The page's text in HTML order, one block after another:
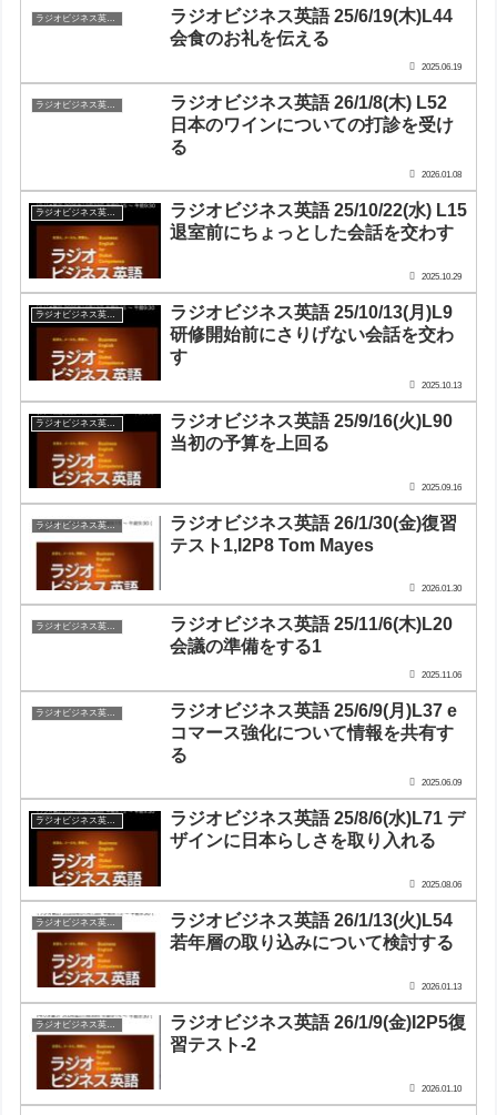
ラジオビジネス英会話
ラジオビジネス英語 25/6/19(木)L44
会食のお礼を伝える
2025.06.19
ラジオビジネス英会話
ラジオビジネス英語 26/1/8(木) L52
日本のワインについての打診を受け
る
2026.01.08
ラジオビジネス英会話
ラジオビジネス英語 25/10/22(水) L15
退室前にちょっとした会話を交わす
2025.10.29
ラジオビジネス英会話
ラジオビジネス英語 25/10/13(月)L9
研修開始前にさりげない会話を交わ
す
2025.10.13
ラジオビジネス英語 25/9/16(火)L90
当初の予算を上回る
2025.09.16
ラジオビジネス英会話
ラジオビジネス英語 26/1/30(金)復習
テスト1,I2P8 Tom Mayes
2026.01.30
ラジオビジネス英会話
ラジオビジネス英語 25/11/6(木)L20
会議の準備をする1
2025.11.06
ラジオビジネス英会話
ラジオビジネス英語 25/6/9(月)L37 e
コマース強化について情報を共有す
る
2025.06.09
ラジオビジネス英会話
ラジオビジネス英語 25/8/6(水)L71 デ
ザインに日本らしさを取り入れる
2025.08.06
ラジオビジネス英会話
ラジオビジネス英語 26/1/13(火)L54
若年層の取り込みについて検討する
2026.01.13
ラジオビジネス英会話
ラジオビジネス英語 26/1/9(金)I2P5復
習テスト-2
2026.01.10